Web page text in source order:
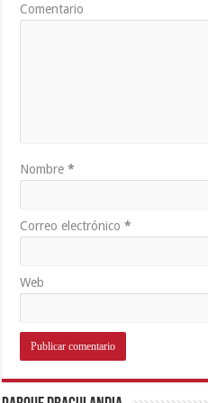
Comentario
Nombre*
Correo electrónico*
Web